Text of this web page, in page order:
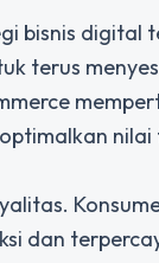
bisnis digital
terus
nilai
dan